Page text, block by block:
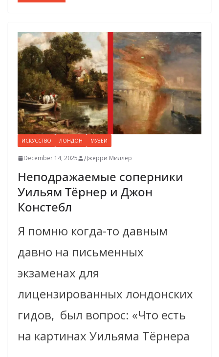
ИСКУССТВО ЛОНДОН МУЗЕИ
December 14, 2025 Джерри Миллер
Неподражаемые соперники
Уильям Тёрнер и Джон
Констебл
Я помню когда-то давным
давно на письменных
экзаменах для
лицензированных лондонских
гидов, был вопрос: «Что есть
на картинах Уильяма Тёрнера